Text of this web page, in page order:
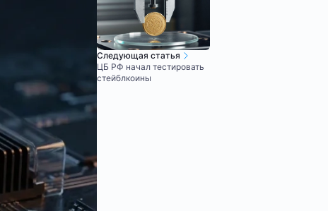
Следующая статья
ЦБ РФ начал тестировать
стейблкоины